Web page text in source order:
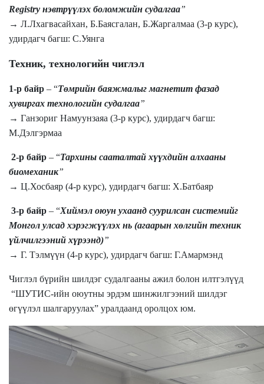
Registry нэвтрүүлэх боломжийн судалгаа”
→ Л.Лхагвасайхан, Б.Баясгалан, Б.Жаргалмаа (3-р курс),
удирдагч багш: С.Уянга
Техник, технологийн чиглэл
1-р байр – “Төмрийн баяжмалыг магнетит фазад
хувиргах технологийн судалгаа”
→ Ганзориг Намуунзаяа (3-р курс), удирдагч багш:
М.Дэлгэрмаа
2-р байр – “Тархины сааталтай хүүхдийн алхааны
биомеханик”
→ Ц.Хосбаяр (4-р курс), удирдагч багш: Х.Батбаяр
3-р байр – “Хиймэл оюун ухаанд суурилсан системийг
Монгол улсад хэрэгжүүлэх нь (агаарын хөлгийн техник
үйлчилгээний хүрээнд)”
→ Г. Тэлмүүн (4-р курс), удирдагч багш: Г.Амармэнд
Чиглэл бүрийн шилдэг судалгааны ажил болон илтгэлүүд
“ШУТИС-ийн оюутны эрдэм шинжилгээний шилдэг
өгүүлэл шалгаруулах” уралдаанд оролцох юм.